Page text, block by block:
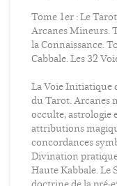
Tome 1er : Le
Arcanes Mineurs.
la Connaissance.
Cabbale. Les 32
La Voie Initiatique
du Tarot. Arcanes
occulte, astrologie
attributions
concordances
Divination
Haute Kabbale. Le
doctrine de la pré-